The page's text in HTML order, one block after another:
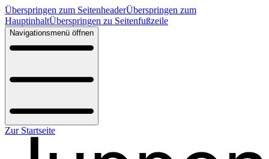
Überspringen zum SeitenheaderÜberspringen zum
HauptinhaltÜberspringen zu Seitenfußzeile
Navigationsmenü öffnen
Zur Startseite